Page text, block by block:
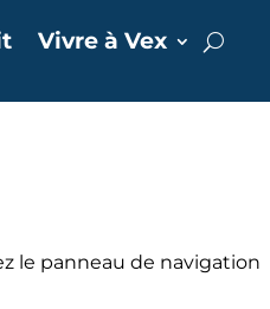
Vivre à Vex
le panneau de navigation